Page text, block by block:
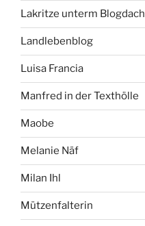
Lakritze unterm Blogdach
Landlebenblog
Luisa Francia
Manfred in der Texthölle
Maobe
Melanie Näf
Milan Ihl
Mützenfalterin